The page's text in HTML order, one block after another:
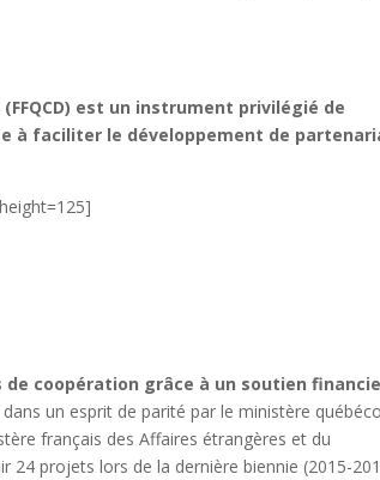
est un instrument privilégié de
à faciliter le développement de
coopération grâce à un soutien
dans un esprit de parité par le ministère
français des Affaires étrangères et du
24 projets lors de la dernière biennie (2015-